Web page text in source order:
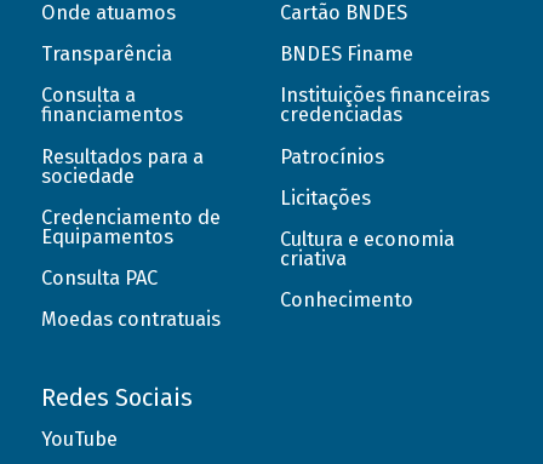
Onde atuamos
Transparência
Consulta a
financiamentos
Resultados para a
sociedade
Credenciamento de
Equipamentos
Consulta PAC
Moedas contratuais
Cartão BNDES
BNDES Finame
Instituições financeiras
credenciadas
Patrocínios
Licitações
Cultura e economia
criativa
Conhecimento
Redes Sociais
YouTube